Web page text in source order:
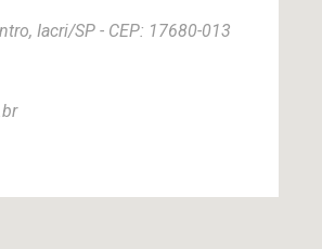
Iacri/SP - CEP: 17680-013